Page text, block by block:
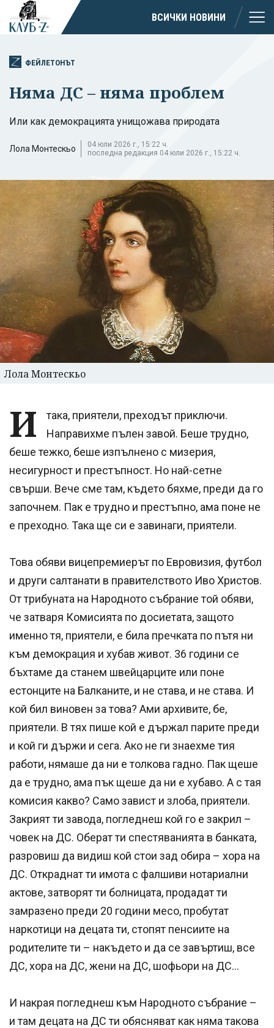
ВСИЧКИ НОВИНИ
ФЕЙЛЕТОНЪТ
Няма ДС – няма проблем
Или как демокрацията унищожава природата
Лола Монтескьо
04 юли 2026 г., 15:22 ч.
последна редакция 04 юли 2026 г., 15:22 ч.
Лола Монтескьо
И
така, приятели, преходът приключи.
Направихме пълен завой. Беше трудно,
беше тежко, беше изпълнено с мизерия,
несигурност и престъпност. Но най-сетне
свърши. Вече сме там, където бяхме, преди да го
започнем. Пак е трудно и престъпно, ама поне не
е преходно. Така ще си е завинаги, приятели.
Това обяви вицепремиерът по Евровизия, футбол
и други салтанати в правителството Иво Христов.
От трибуната на Народното събрание той обяви,
че затваря Комисията по досиетата, защото
именно тя, приятели, е била пречката по пътя ни
към демокрация и хубав живот. 36 години се
бъхтаме да станем швейцарците или поне
естонците на Балканите, и не става, и не става. И
кой бил виновен за това? Ами архивите, бе,
приятели. В тях пише кой е държал парите преди
и кой ги държи и сега. Ако не ги знаехме тия
работи, нямаше да ни е толкова гадно. Пак щеше
да е трудно, ама пък щеше да ни е хубаво. А с тая
комисия какво? Само завист и злоба, приятели.
Закрият ти завода, погледнеш кой го е закрил –
човек на ДС. Оберат ти спестяванията в банката,
разровиш да видиш кой стои зад обира – хора на
ДС. Откраднат ти имота с фалшиви нотариални
актове, затворят ти болницата, продадат ти
замразено преди 20 години месо, пробутат
наркотици на децата ти, стопят пенсиите на
родителите ти – накъдето и да се завъртиш, все
ДС, хора на ДС, жени на ДС, шофьори на ДС...
И накрая погледнеш към Народното събрание –
и там децата на ДС ти обясняват как няма такова